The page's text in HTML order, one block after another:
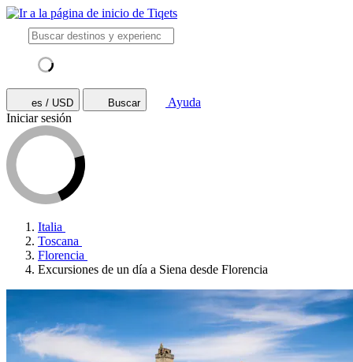
es / USD Buscar
Ayuda
Iniciar sesión
Italia
Toscana
Florencia
Excursiones de un día a Siena desde Florencia